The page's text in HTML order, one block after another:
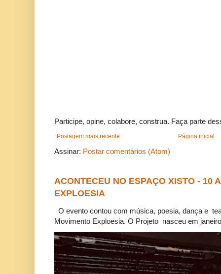
Participe, opine, colabore, construa. Faça parte
Postagem mais recente Página inicial
Assinar: Postar comentários (Atom)
ACONTECEU NO ESPAÇO XISTO - 10
EXPLOESIA
O evento contou com música, poesia, dança e
Movimento Exploesia. O Projeto nasceu em